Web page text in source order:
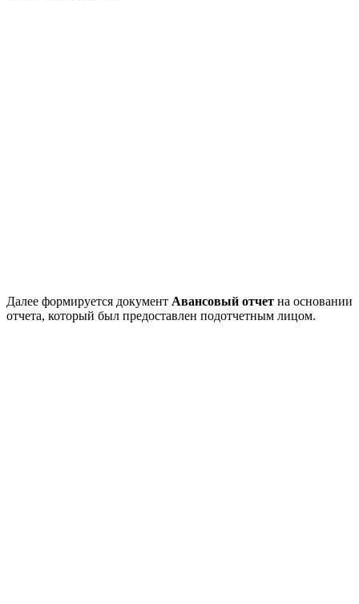
Далее формируется документ Авансовый отчет на основании
отчета, который был предоставлен подотчетным лицом.